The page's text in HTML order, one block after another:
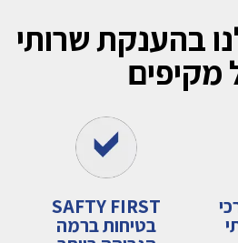
בהענקת שרותי
מקיפים
SAFTY FIRST
בטיחות ברמה